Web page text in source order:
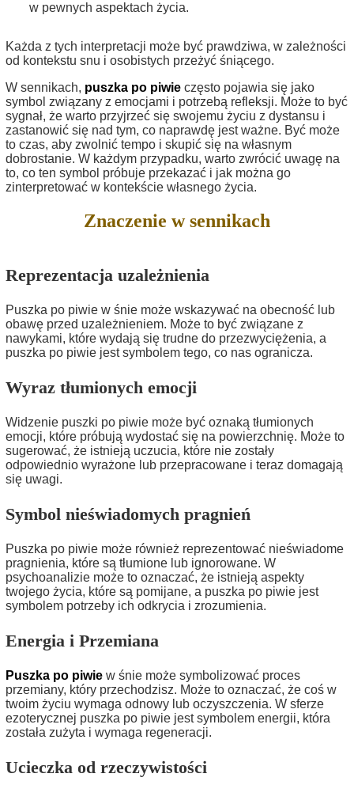
w pewnych aspektach życia.
Każda z tych interpretacji może być prawdziwa, w zależności
od kontekstu snu i osobistych przeżyć śniącego.
W sennikach, puszka po piwie często pojawia się jako
symbol związany z emocjami i potrzebą refleksji. Może to być
sygnał, że warto przyjrzeć się swojemu życiu z dystansu i
zastanowić się nad tym, co naprawdę jest ważne. Być może
to czas, aby zwolnić tempo i skupić się na własnym
dobrostanie. W każdym przypadku, warto zwrócić uwagę na
to, co ten symbol próbuje przekazać i jak można go
zinterpretować w kontekście własnego życia.
Znaczenie w sennikach
Reprezentacja uzależnienia
Puszka po piwie w śnie może wskazywać na obecność lub
obawę przed uzależnieniem. Może to być związane z
nawykami, które wydają się trudne do przezwyciężenia, a
puszka po piwie jest symbolem tego, co nas ogranicza.
Wyraz tłumionych emocji
Widzenie puszki po piwie może być oznaką tłumionych
emocji, które próbują wydostać się na powierzchnię. Może to
sugerować, że istnieją uczucia, które nie zostały
odpowiednio wyrażone lub przepracowane i teraz domagają
się uwagi.
Symbol nieświadomych pragnień
Puszka po piwie może również reprezentować nieświadome
pragnienia, które są tłumione lub ignorowane. W
psychoanalizie może to oznaczać, że istnieją aspekty
twojego życia, które są pomijane, a puszka po piwie jest
symbolem potrzeby ich odkrycia i zrozumienia.
Energia i Przemiana
Puszka po piwie w śnie może symbolizować proces
przemiany, który przechodzisz. Może to oznaczać, że coś w
twoim życiu wymaga odnowy lub oczyszczenia. W sferze
ezoterycznej puszka po piwie jest symbolem energii, która
została zużyta i wymaga regeneracji.
Ucieczka od rzeczywistości